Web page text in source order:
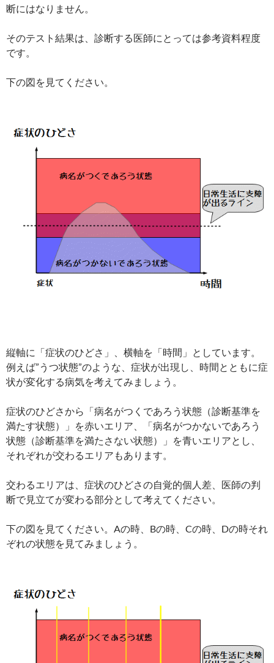
断にはなりません。
そのテスト結果は、診断する医師にとっては参考資料程度
です。
下の図を見てください。
縦軸に「症状のひどさ」、横軸を「時間」としています。
例えば”うつ状態”のような、症状が出現し、時間とともに症
状が変化する病気を考えてみましょう。
症状のひどさから「病名がつくであろう状態（診断基準を
満たす状態）」を赤いエリア、「病名がつかないであろう
状態（診断基準を満たさない状態）」を青いエリアとし、
それぞれが交わるエリアもあります。
交わるエリアは、症状のひどさの自覚的個人差、医師の判
断で見立てが変わる部分として考えてください。
下の図を見てください。Aの時、Bの時、Cの時、Dの時それ
ぞれの状態を見てみましょう。